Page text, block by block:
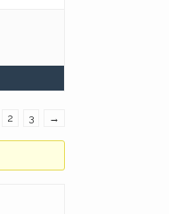
2 3 →